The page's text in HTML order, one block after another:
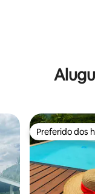
Preferido dos
Preferido dos